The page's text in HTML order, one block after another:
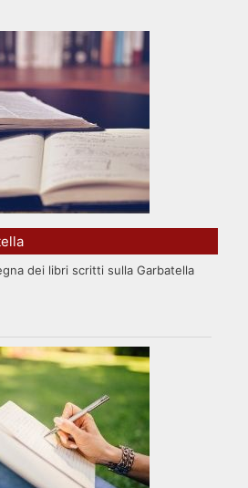
dei libri scritti sulla Garbatella